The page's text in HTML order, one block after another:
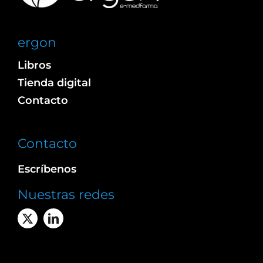
ergon
Libros
Tienda digital
Contacto
Contacto
Escríbenos
Nuestras redes